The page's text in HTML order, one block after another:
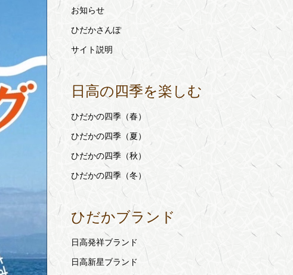
お知らせ
ひだかさんぽ
サイト説明
日高の四季を楽しむ
ひだかの四季（春）
ひだかの四季（夏）
ひだかの四季（秋）
ひだかの四季（冬）
ひだかブランド
日高発祥ブランド
日高新星ブランド